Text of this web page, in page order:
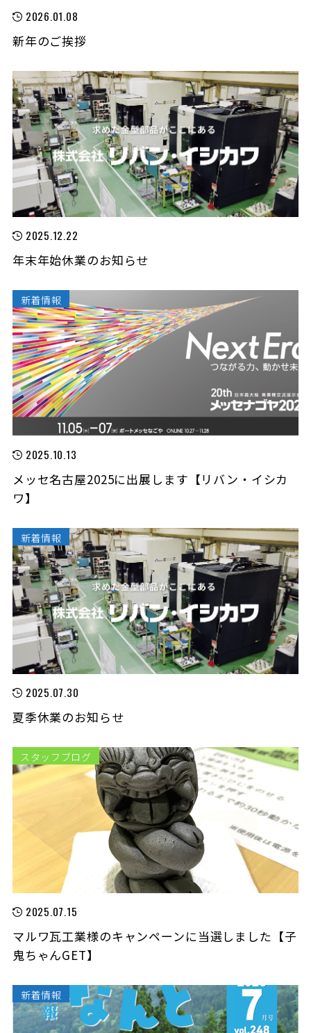
2026.01.08
新年のご挨拶
2025.12.22
年末年始休業のお知らせ
2025.10.13
メッセ名古屋2025に出展します【リバン・イシカ
ワ】
新着情報
2025.07.30
夏季休業のお知らせ
新着情報
2025.07.15
マルワ瓦工業様のキャンペーンに当選しました【子
鬼ちゃんGET】
スタッフブログ
新着情報